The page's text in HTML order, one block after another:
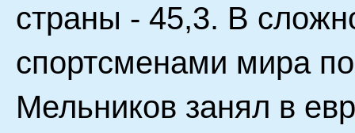
страны - 45,3. В
спортсменами мира
Мельников занял в